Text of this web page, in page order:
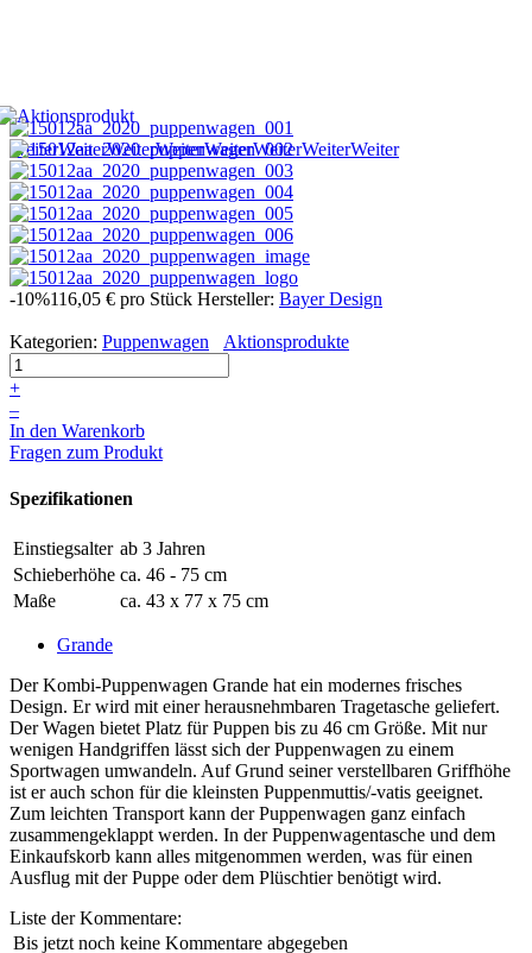
WeiterWeiterWeiterWeiterWeiterWeiterWeiterWeiter
-10%116,05 € pro Stück Hersteller: Bayer Design
Kategorien: Puppenwagen Aktionsprodukte
+
–
In den Warenkorb
Fragen zum Produkt
Spezifikationen
Einstiegsalter ab 3 Jahren
Schieberhöhe ca. 46 - 75 cm
Maße
ca. 43 x 77 x 75 cm
Grande
Der Kombi-Puppenwagen Grande hat ein modernes frisches
Design. Er wird mit einer herausnehmbaren Tragetasche geliefert.
Der Wagen bietet Platz für Puppen bis zu 46 cm Größe. Mit nur
wenigen Handgriffen lässt sich der Puppenwagen zu einem
Sportwagen umwandeln. Auf Grund seiner verstellbaren Griffhöhe
ist er auch schon für die kleinsten Puppenmuttis/-vatis geeignet.
Zum leichten Transport kann der Puppenwagen ganz einfach
zusammengeklappt werden. In der Puppenwagentasche und dem
Einkaufskorb kann alles mitgenommen werden, was für einen
Ausflug mit der Puppe oder dem Plüschtier benötigt wird.
Liste der Kommentare:
Bis jetzt noch keine Kommentare abgegeben